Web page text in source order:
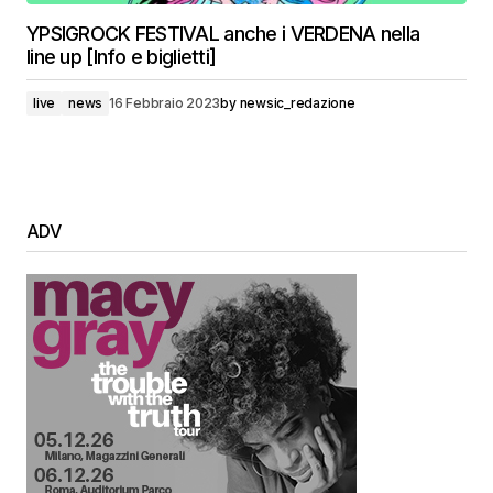
YPSIGROCK FESTIVAL anche i VERDENA nella
line up [Info e biglietti]
live news 16 Febbraio 2023by newsic_redazione
ADV